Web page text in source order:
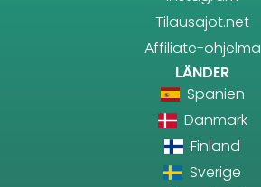
Tilausajot.net
Affiliate-ohjelma
LÄNDER
Spanien
Danmark
Finland
Sverige